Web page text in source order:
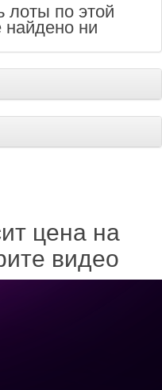
лоты по этой
найдено ни
цена на
видео